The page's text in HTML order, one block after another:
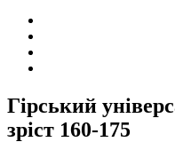
Гірський
зріст 160-175